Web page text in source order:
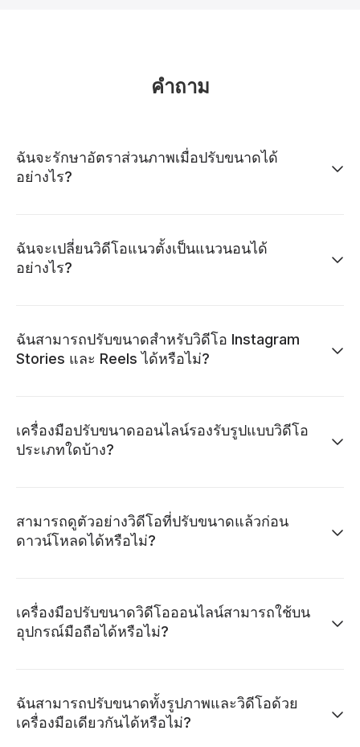
คำถาม
ฉันจะรักษาอัตราส่วนภาพเมื่อปรับขนาดได้
อย่างไร?
ฉันจะเปลี่ยนวิดีโอแนวตั้งเป็นแนวนอนได้
อย่างไร?
ฉันสามารถปรับขนาดสำหรับวิดีโอ Instagram
Stories และ Reels ได้หรือไม่?
เครื่องมือปรับขนาดออนไลน์รองรับรูปแบบวิดีโอ
ประเภทใดบ้าง?
สามารถดูตัวอย่างวิดีโอที่ปรับขนาดแล้วก่อน
ดาวน์โหลดได้หรือไม่?
เครื่องมือปรับขนาดวิดีโอออนไลน์สามารถใช้บน
อุปกรณ์มือถือได้หรือไม่?
ฉันสามารถปรับขนาดทั้งรูปภาพและวิดีโอด้วย
เครื่องมือเดียวกันได้หรือไม่?